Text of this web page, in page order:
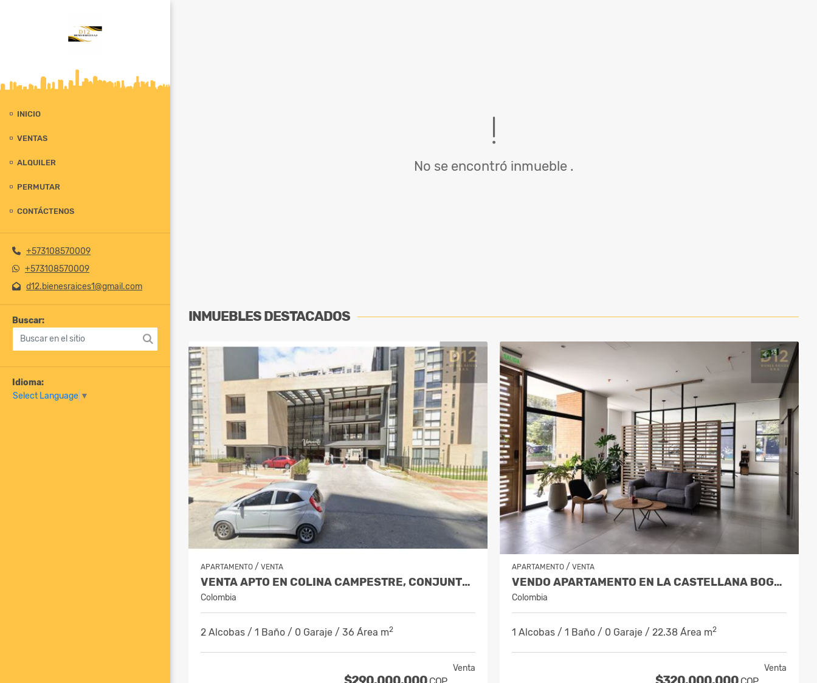
INICIO
VENTAS
ALQUILER
PERMUTAR
CONTÁCTENOS
+573108570009
+573108570009
d12.bienesraices1@gmail.com
Buscar:
Idioma:
Select Language ▼
No se encontró inmueble .
INMUEBLESDESTACADOS
APARTAMENTO / VENTA
VENTA APTO EN COLINA CAMPESTRE, CONJUNTO MODERNO VERAMONTE LIVING
Colombia
2 Alcobas / 1 Baño / 0 Garaje / 36 Área m2
Venta
APARTAMENTO / VENTA
VENDO APARTAMENTO EN LA CASTELLANA BOGOTA
Colombia
1 Alcobas / 1 Baño / 0 Garaje / 22.38 Área m2
Venta